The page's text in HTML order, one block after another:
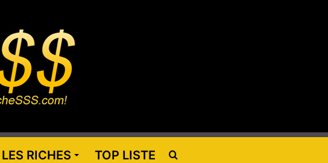
LES RICHES TOP LISTE Rechercher